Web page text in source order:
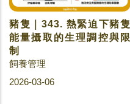
豬隻｜343. 熱緊迫下豬隻
能量攝取的生理調控與限
制
飼養管理
2026-03-06